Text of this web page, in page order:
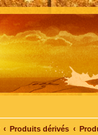
Produits dérivés